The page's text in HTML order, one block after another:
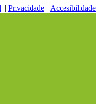
|| Privacidade || Accesibilidade